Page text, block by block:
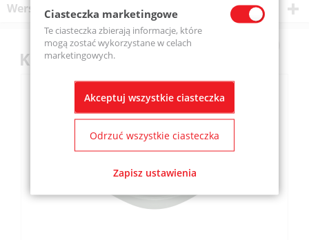
Wersje produktu
Klienci kupili również
Ciasteczka marketingowe
Te ciasteczka zbierają informacje, które
mogą zostać wykorzystane w celach
marketingowych.
Akceptuj wszystkie ciasteczka
Odrzuć wszystkie ciasteczka
Zapisz ustawienia